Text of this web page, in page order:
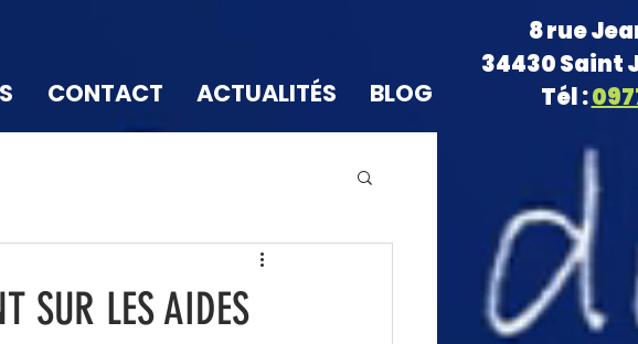
8 rue
34430 Saint
Tél :
CONTACT ACTUALITÉS BLOG
SUR LES AIDES